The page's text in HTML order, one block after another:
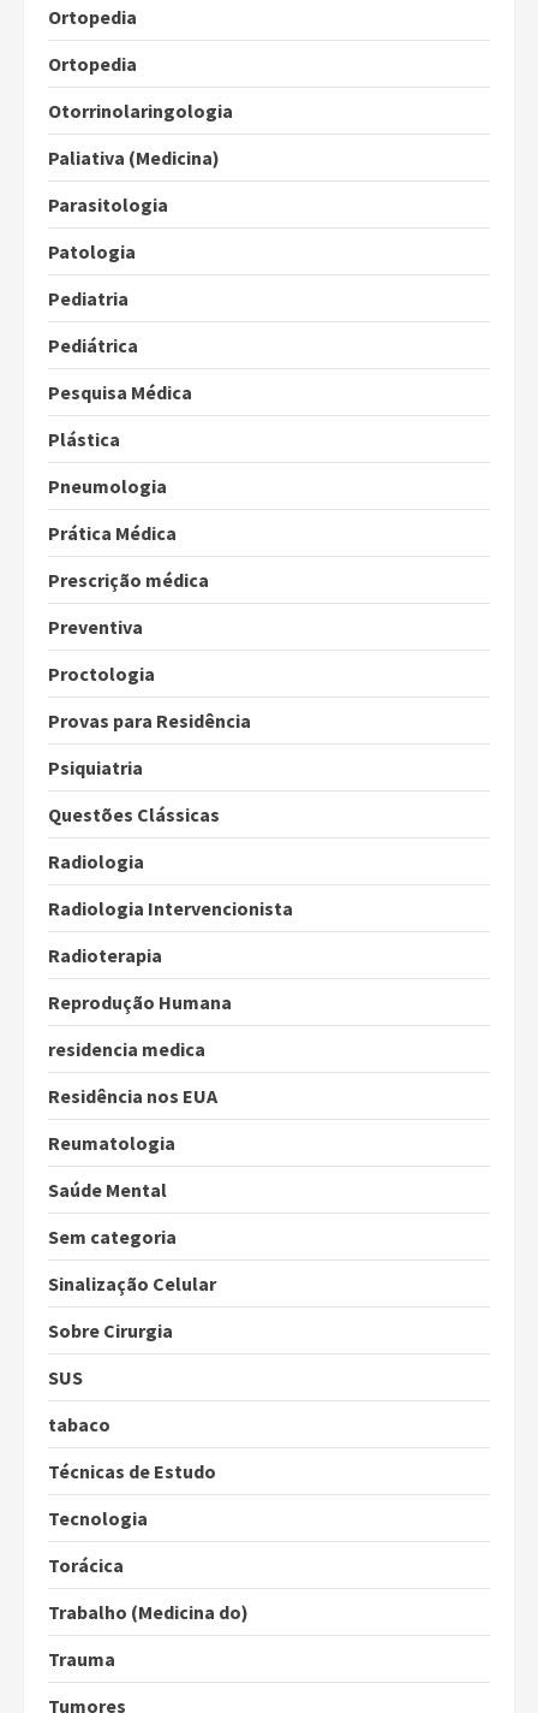
Ortopedia
Ortopedia
Otorrinolaringologia
Paliativa (Medicina)
Parasitologia
Patologia
Pediatria
Pediátrica
Pesquisa Médica
Plástica
Pneumologia
Prática Médica
Prescrição médica
Preventiva
Proctologia
Provas para Residência
Psiquiatria
Questões Clássicas
Radiologia
Radiologia Intervencionista
Radioterapia
Reprodução Humana
residencia medica
Residência nos EUA
Reumatologia
Saúde Mental
Sem categoria
Sinalização Celular
Sobre Cirurgia
SUS
tabaco
Técnicas de Estudo
Tecnologia
Torácica
Trabalho (Medicina do)
Trauma
Tumores